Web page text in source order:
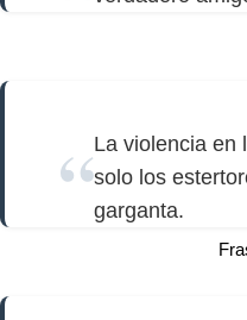
La violencia en
solo los
garganta.